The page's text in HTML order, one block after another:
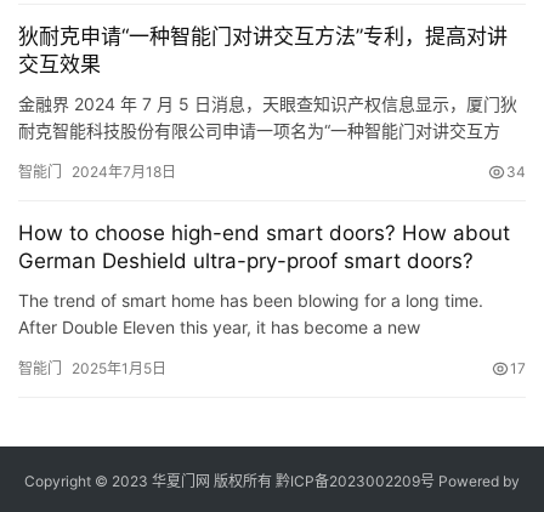
以及活動的若幹鎖銷，第一側板貫穿有…
狄耐克申请“一种智能门对讲交互方法”专利，提高对讲
交互效果
金融界 2024 年 7 月 5 日消息，天眼查知识产权信息显示，厦门狄
耐克智能科技股份有限公司申请一项名为“一种智能门对讲交互方
专利摘要显示，本发明公开了一种智能门对讲交互方法，包括以下
和外机上的麦克风采集当前环境…
智能门 2024年7月18日 34
How to choose high-end smart doors? How about
German Deshield ultra-pry-proof smart doors?
The trend of smart home has been blowing for a long time.
After Double Eleven this year, it has become a new
development. As an ent…
智能门 2025年1月5日 17
Copyright © 2023 华夏门网 版权所有 黔ICP备2023002209号 Powered by